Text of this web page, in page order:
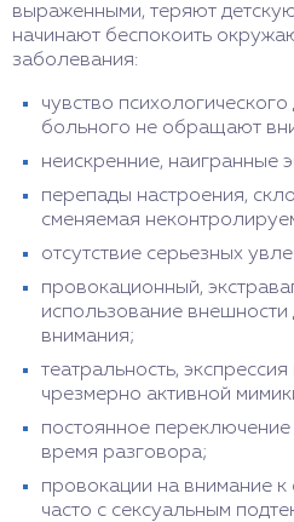
выраженными, теряют
начинают беспокоить
заболевания:
чувство
больного не обращают
неискренние, наигранные
перепады настроения,
сменяемая
отсутствие серьезных
провокационный,
использование
внимания;
театральность,
чрезмерно активной
постоянное
время разговора;
провокации на внимание к
часто с сексуальным